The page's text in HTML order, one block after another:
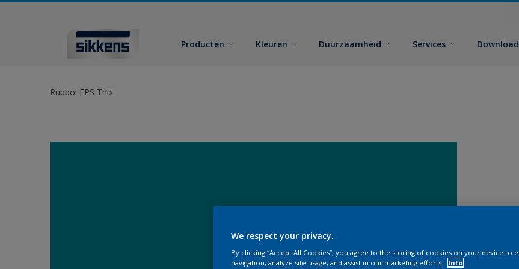
Producten Kleuren Duurzaamheid Services
Rubbol EPS Thix
We respect your privacy.
By clicking “Accept All Cookies”, you agree to the storing of cookies on your device to
navigation, analyze site usage, and assist in our marketing efforts.
Info